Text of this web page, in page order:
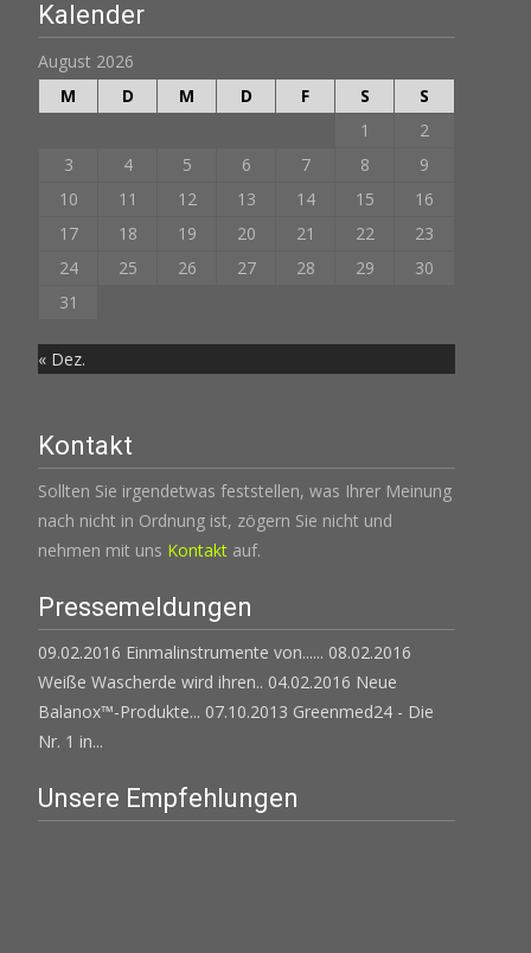
Kalender
August 2026
M
D M D F S
S
1
2
3
4 5 6 7 8
9
10
11 12 13 14 15
16
17
18 19 20 21 22
23
24
25 26 27 28 29
30
31
« Dez.
Kontakt
Sollten Sie irgendetwas feststellen, was Ihrer Meinung
nach nicht in Ordnung ist, zögern Sie nicht und
nehmen mit uns Kontakt auf.
Pressemeldungen
09.02.2016 Einmalinstrumente von...... 08.02.2016
Weiße Wascherde wird ihren.. 04.02.2016 Neue
Balanox™-Produkte... 07.10.2013 Greenmed24 - Die
Nr. 1 in...
Unsere Empfehlungen